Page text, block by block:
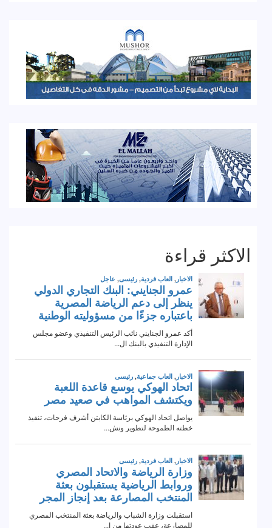
الاكثر قراءة